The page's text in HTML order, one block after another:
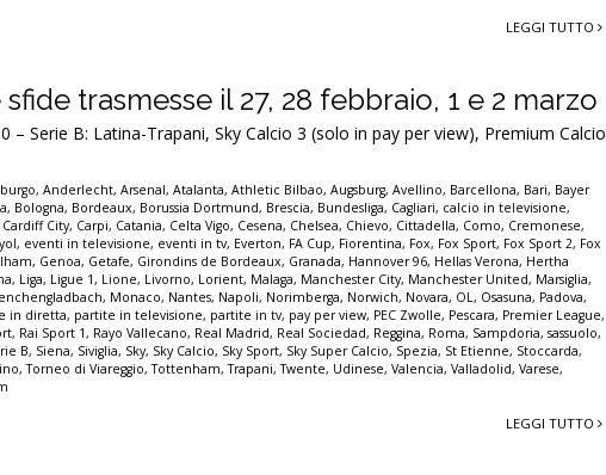
LEGGI TUTTO
trasmesse il 27, 28 febbraio, 1 e 2 marzo
– Serie B: Latina-Trapani, Sky Calcio 3 (solo in pay per view), Premium Calcio
,Anderlecht,Arsenal,Atalanta,Athletic Bilbao,Augsburg,Avellino, Barcellona, Bari, Bayer
, Bologna, Bordeaux, Borussia Dortmund, Brescia, Bundesliga, Cagliari, calcio in televisione,
Cardiff City, Carpi, Catania, Celta Vigo, Cesena, Chelsea, Chievo, Cittadella, Como, Cremonese,
, eventi in televisione, eventi in tv, Everton, FA Cup, Fiorentina, Fox, Fox Sport, Fox Sport 2, Fox
, Genoa, Getafe, Girondins de Bordeaux, Granada, Hannover 96, Hellas Verona, Hertha
, Liga, Ligue 1, Lione, Livorno, Lorient, Malaga, Manchester City, Manchester United, Marsiglia,
, Monaco, Nantes, Napoli, Norimberga, Norwich, Novara, OL, Osasuna, Padova,
in diretta, partite in televisione, partite in tv, pay per view, PEC Zwolle, Pescara, Premier League,
, Rai Sport 1, Rayo Vallecano, Real Madrid, Real Sociedad, Reggina, Roma, Sampdoria,sassuolo,
B, Siena, Siviglia, Sky, Sky Calcio, Sky Sport, Sky Super Calcio, Spezia, St Etienne, Stoccarda,
,Torneo di Viareggio,Tottenham,Trapani,Twente, Udinese,Valencia,Valladolid,Varese,
LEGGI TUTTO